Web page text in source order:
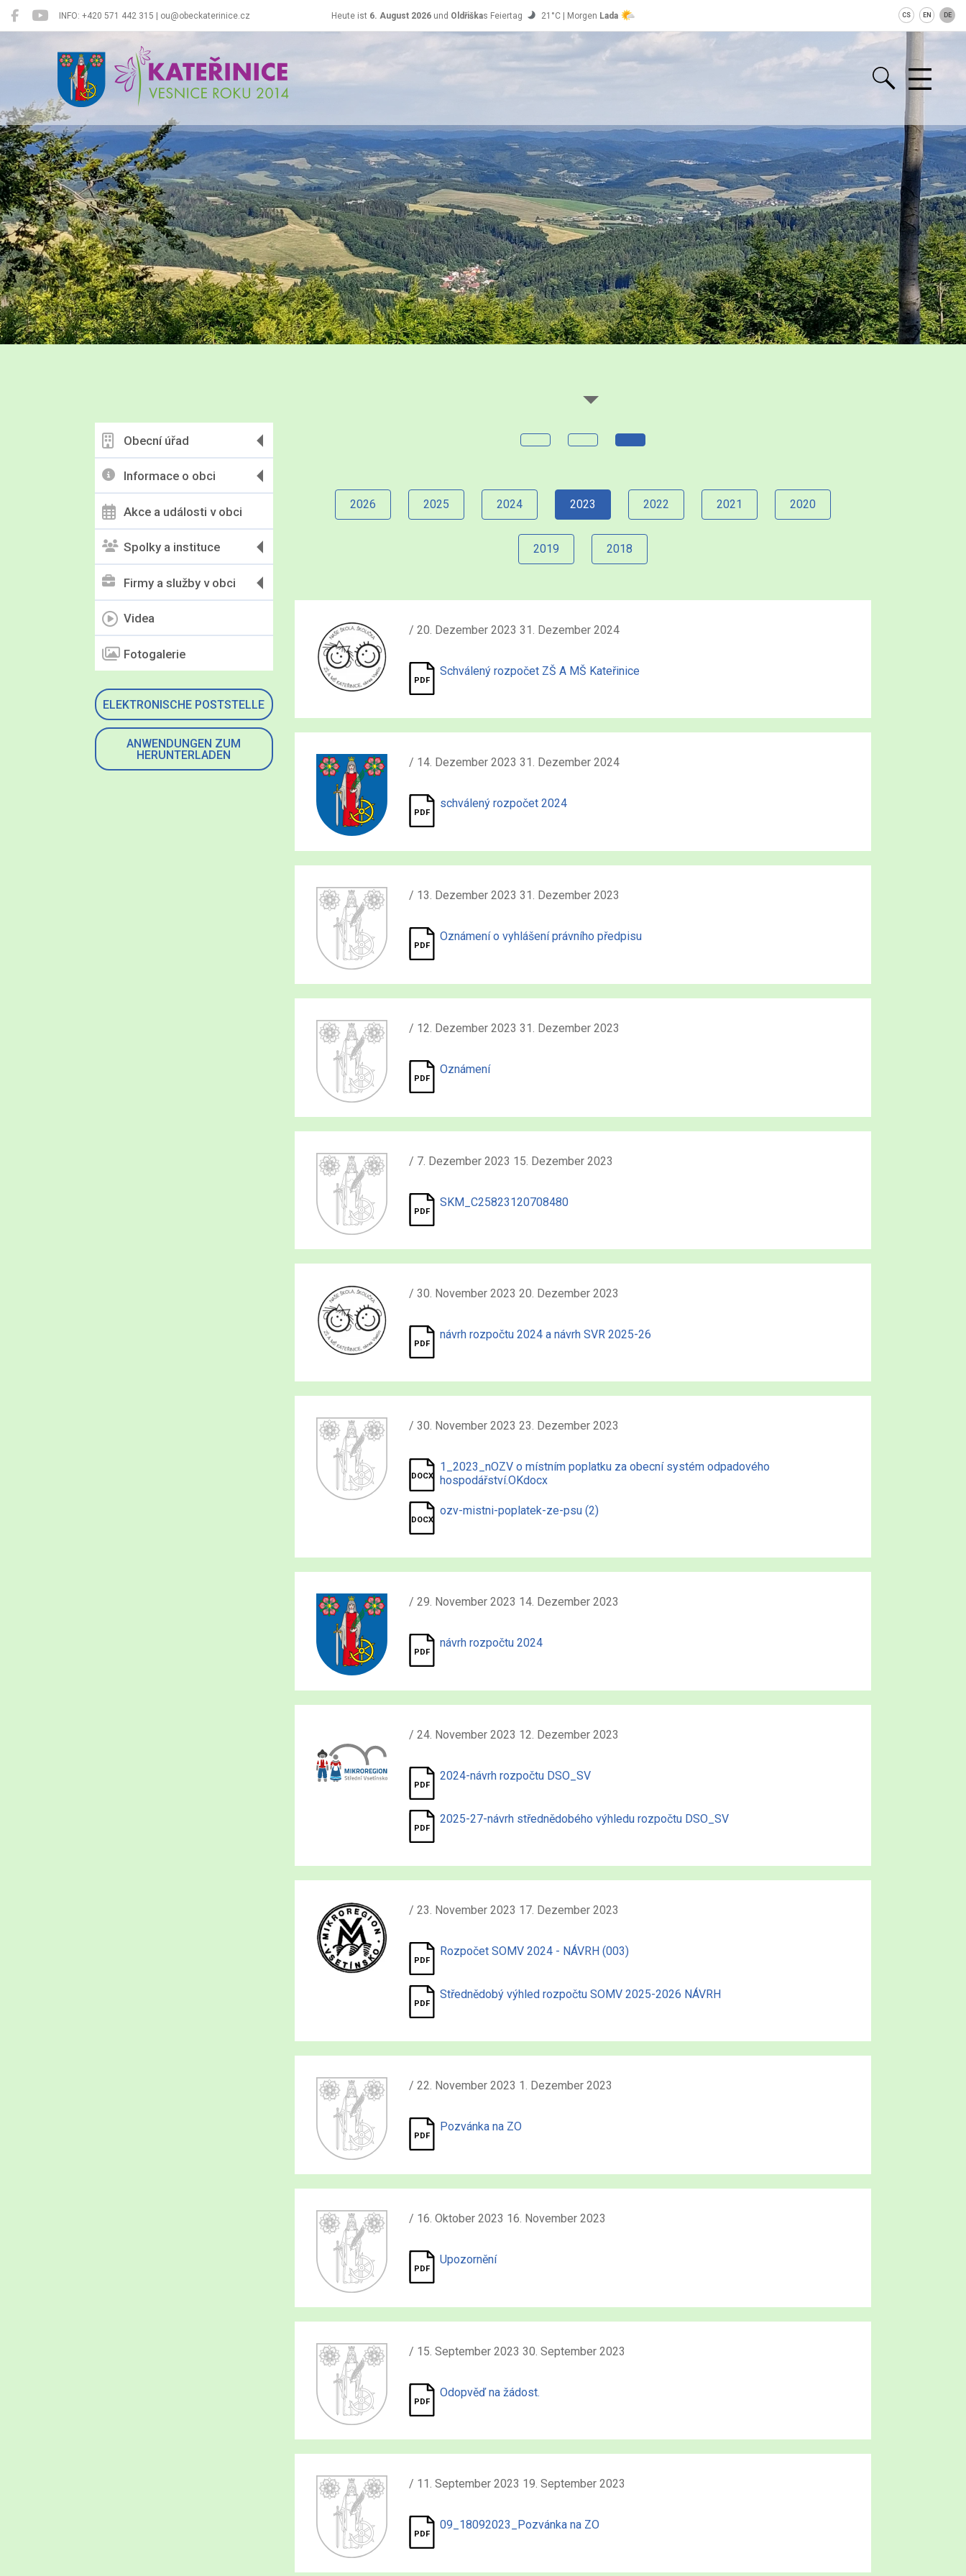
INFO: +420 571 442 315 | ou@obeckaterinice.cz Heute ist 6. August 2026 und Oldřiškas Feiertag 21°C | Morgen Lada CS EN DE
Kateřinice
Obecní úřad
Informace o obci
Akce a události v obci
Spolky a instituce
Firmy a služby v obci
Videa
Fotogalerie
ELEKTRONISCHE POSTSTELLE
ANWENDUNGEN ZUM
HERUNTERLADEN
2026 2025 2024 2023 2022 2021 2020
2019 2018
/ 20. Dezember 2023 31. Dezember 2024
Schválený rozpočet ZŠ A MŠ Kateřinice
/ 14. Dezember 2023 31. Dezember 2024
schválený rozpočet 2024
/ 13. Dezember 2023 31. Dezember 2023
Oznámení o vyhlášení právního předpisu
/ 12. Dezember 2023 31. Dezember 2023
Oznámení
/ 7. Dezember 2023 15. Dezember 2023
SKM_C25823120708480
/ 30. November 2023 20. Dezember 2023
návrh rozpočtu 2024 a návrh SVR 2025-26
/ 30. November 2023 23. Dezember 2023
1_2023_nOZV o místním poplatku za obecní systém odpadového
hospodářství.OKdocx
ozv-mistni-poplatek-ze-psu (2)
/ 29. November 2023 14. Dezember 2023
návrh rozpočtu 2024
/ 24. November 2023 12. Dezember 2023
2024-návrh rozpočtu DSO_SV
2025-27-návrh střednědobého výhledu rozpočtu DSO_SV
/ 23. November 2023 17. Dezember 2023
Rozpočet SOMV 2024 - NÁVRH (003)
Střednědobý výhled rozpočtu SOMV 2025-2026 NÁVRH
/ 22. November 2023 1. Dezember 2023
Pozvánka na ZO
/ 16. Oktober 2023 16. November 2023
Upozornění
/ 15. September 2023 30. September 2023
Odopvěď na žádost.
/ 11. September 2023 19. September 2023
09_18092023_Pozvánka na ZO